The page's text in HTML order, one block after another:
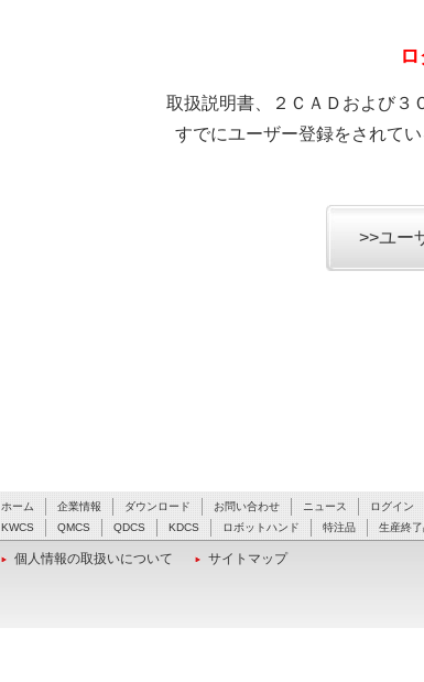
取扱説明書、２ＣＡＤおよび３
すでにユーザー登録をされて
>>ユー
ホーム 企業情報 ダウンロード お問い合わせ ニュース ログイン
KWCS
QMCS QDCS KDCS ロボットハンド 特注品 生産終
個人情報の取扱いについて サイトマップ